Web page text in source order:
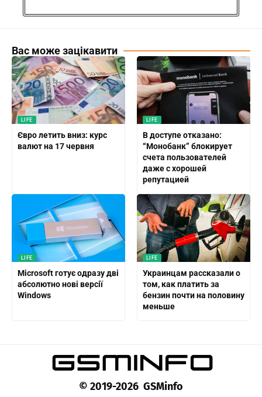
Вас може зацікавити
LIFE
Євро летить вниз: курс
валют на 17 червня
LIFE
В доступе отказано:
“Монобанк” блокирует
счета пользователей
даже с хорошей
репутацией
LIFE
Microsoft готує одразу дві
абсолютно нові версії
Windows
LIFE
Украинцам рассказали о
том, как платить за
бензин почти на половину
меньше
© 2019-2026 GSMinfo